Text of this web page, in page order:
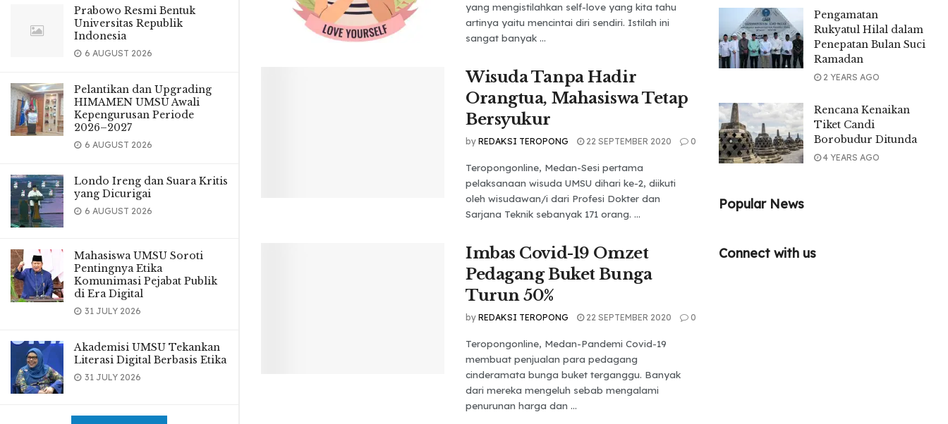
Prabowo Resmi Bentuk
Universitas Republik
Indonesia
6 AUGUST 2026
Pelantikan dan Upgrading
HIMAMEN UMSU Awali
Kepengurusan Periode
2026–2027
6 AUGUST 2026
Londo Ireng dan Suara Kritis
yang Dicurigai
6 AUGUST 2026
Mahasiswa UMSU Soroti
Pentingnya Etika
Komunimasi Pejabat Publik
di Era Digital
31 JULY 2026
Akademisi UMSU Tekankan
Literasi Digital Berbasis Etika
31 JULY 2026
yang mengistilahkan self-love yang kita tahu
artinya yaitu mencintai diri sendiri. Istilah ini
sangat banyak ...
Wisuda Tanpa Hadir
Orangtua, Mahasiswa Tetap
Bersyukur
by REDAKSI TEROPONG 22 SEPTEMBER 2020 0
Teropongonline, Medan-Sesi pertama
pelaksanaan wisuda UMSU dihari ke-2, diikuti
oleh wisudawan/i dari Profesi Dokter dan
Sarjana Teknik sebanyak 171 orang. ...
Imbas Covid-19 Omzet
Pedagang Buket Bunga
Turun 50%
by REDAKSI TEROPONG 22 SEPTEMBER 2020 0
Teropongonline, Medan-Pandemi Covid-19
membuat penjualan para pedagang
cinderamata bunga buket terganggu. Banyak
dari mereka mengeluh sebab mengalami
penurunan harga dan ...
Pengamatan
Rukyatul Hilal dalam
Penepatan Bulan Suci
Ramadan
2 YEARS AGO
Rencana Kenaikan
Tiket Candi
Borobudur Ditunda
4 YEARS AGO
Popular News
Connect with us